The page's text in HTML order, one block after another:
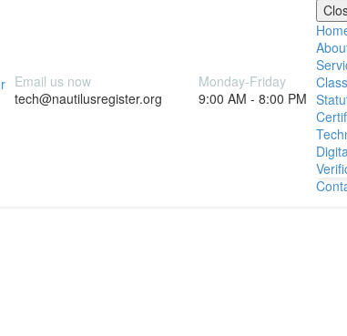
Email us now
tech@nautilusregister.org
Monday-Friday
9:00 AM - 8:00 PM